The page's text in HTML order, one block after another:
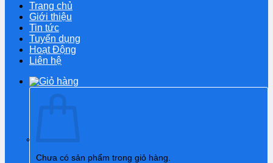
Trang chủ
Giới thiệu
Tin tức
Tuyển dụng
Hoạt Động
Liên hệ
Chưa có sản phẩm trong giỏ hàng.